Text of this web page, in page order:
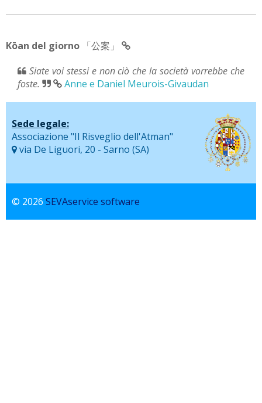
Kōan del giorno 「公案」
Siate voi stessi e non ciò che la società vorrebbe che
foste.
Anne e Daniel Meurois-Givaudan
Sede legale:
Associazione "Il Risveglio dell'Atman"
via De Liguori, 20 - Sarno (SA)
© 2026 SEVAservice software